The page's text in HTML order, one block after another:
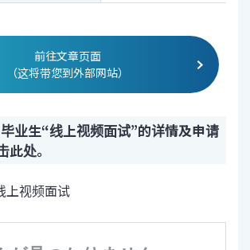
前往文章页面
（这将带您到外部网站）
业生“线上视频面试”的详情及申请
此处。
上视频面试